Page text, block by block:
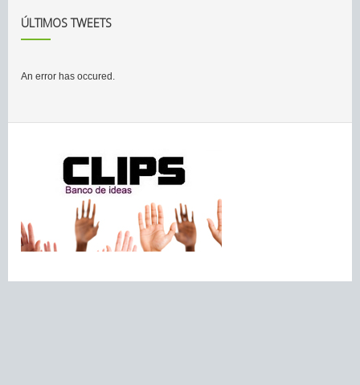
ÚLTIMOS TWEETS
An error has occured.